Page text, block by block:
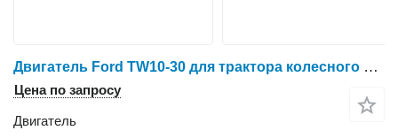
Двигатель Ford TW10-30 для трактора колесного Ford
Цена по запросу
Двигатель